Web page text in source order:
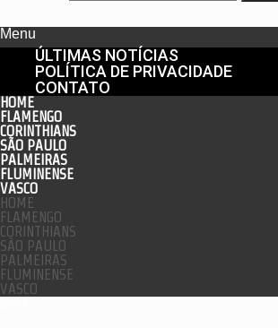
Menu
ÚLTIMAS NOTÍCIAS
POLÍTICA DE PRIVACIDADE
CONTATO
HOME
FLAMENGO
CORINTHIANS
SÃO PAULO
PALMEIRAS
FLUMINENSE
VASCO
HOME
FLAMENGO
CORINTHIANS
SÃO PAULO
PALMEIRAS
FLUMINENSE
VASCO